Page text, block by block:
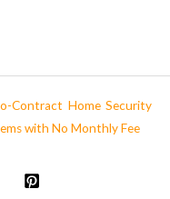
Contract Home Security
with No Monthly Fee